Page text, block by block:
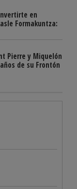
en
Formakuntza:
Pierre y Miquelón
de su Frontón